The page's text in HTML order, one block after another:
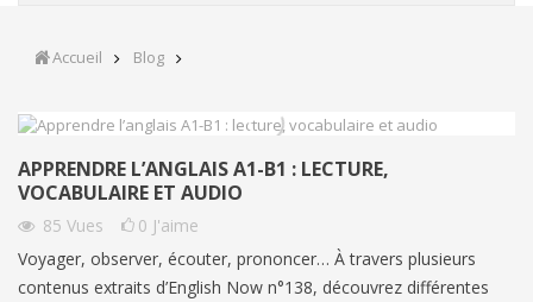
Accueil Blog
APPRENDRE L’ANGLAIS A1-B1 : LECTURE,
VOCABULAIRE ET AUDIO
85 Vues 0 J'aime
Voyager, observer, écouter, prononcer… À travers plusieurs
contenus extraits d’English Now n°138, découvrez différentes